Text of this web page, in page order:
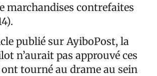
marchandises contrefaites
publié sur AyiboPost, la
n’aurait pas approuvé ces
tourné au drame au sein